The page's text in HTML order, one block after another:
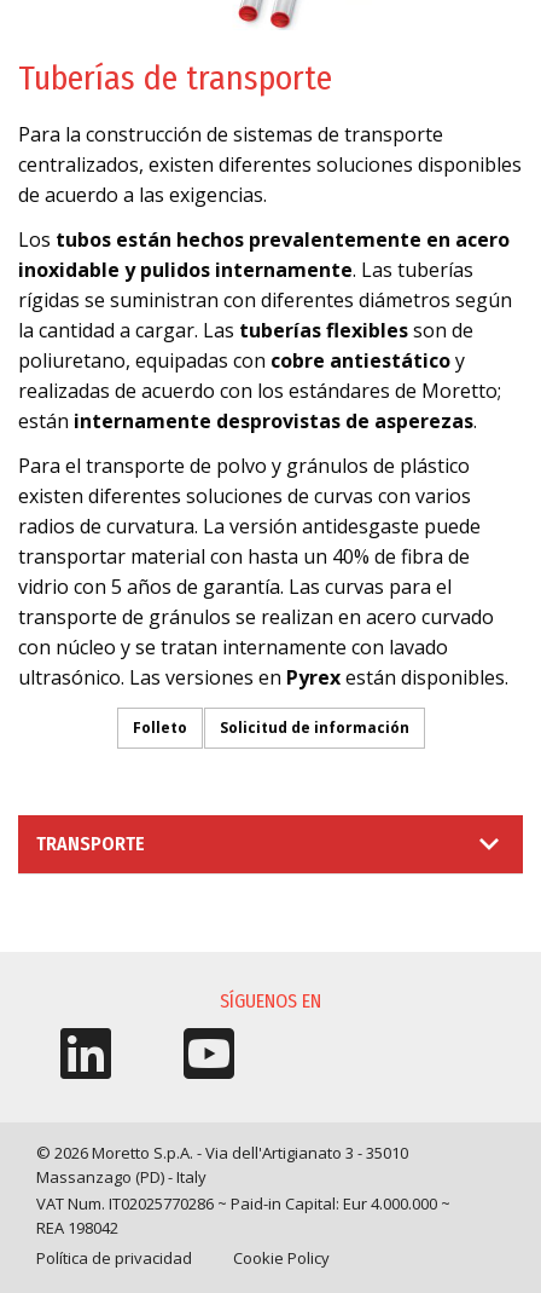
Tuberías de transporte
Para la construcción de sistemas de transporte
centralizados, existen diferentes soluciones disponibles
de acuerdo a las exigencias.
Los tubos están hechos prevalentemente en acero
inoxidable y pulidos internamente. Las tuberías
rígidas se suministran con diferentes diámetros según
la cantidad a cargar. Las tuberías flexiblesson de
poliuretano, equipadas con cobre antiestáticoy
realizadas de acuerdo con los estándares de Moretto;
están internamente desprovistas de asperezas.
Para el transporte de polvo y gránulos de plástico
existen diferentes soluciones de curvas con varios
radios de curvatura. La versión antidesgaste puede
transportar material con hasta un 40% de fibra de
vidrio con 5 años de garantía. Las curvas para el
transporte de gránulos se realizan en acero curvado
con núcleo y se tratan internamente con lavado
ultrasónico. Las versiones en Pyrexestán disponibles.
Folleto Solicitud de información
TRANSPORTE
SÍGUENOS EN
© 2026 Moretto S.p.A. - Via dell'Artigianato 3 - 35010
Massanzago (PD) - Italy
VAT Num. IT02025770286 ~ Paid-in Capital: Eur 4.000.000 ~
REA 198042
Política de privacidad
Cookie Policy